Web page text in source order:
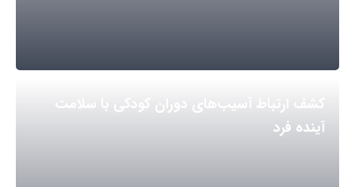
کشف ارتباط آسیب‌های دوران کودکی با سلامت
آینده فرد